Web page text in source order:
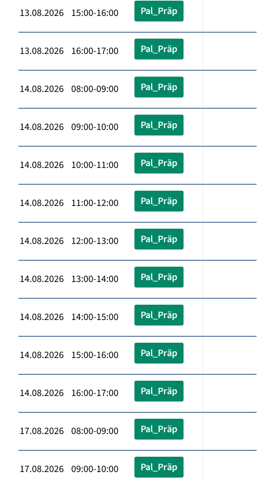
13.08.2026 15:00-16:00 Pal_Präp
13.08.2026 16:00-17:00 Pal_Präp
14.08.2026 08:00-09:00 Pal_Präp
14.08.2026 09:00-10:00 Pal_Präp
14.08.2026 10:00-11:00 Pal_Präp
14.08.2026 11:00-12:00 Pal_Präp
14.08.2026 12:00-13:00 Pal_Präp
14.08.2026 13:00-14:00 Pal_Präp
14.08.2026 14:00-15:00 Pal_Präp
14.08.2026 15:00-16:00 Pal_Präp
14.08.2026 16:00-17:00 Pal_Präp
17.08.2026 08:00-09:00 Pal_Präp
17.08.2026 09:00-10:00 Pal_Präp